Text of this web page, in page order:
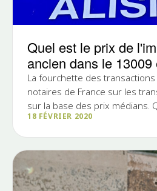
Quel est le prix de
ancien dans le 13009
La fourchette des
notaires de France sur les
sur la base des prix médians.
de...
18 FÉVRIER 2020